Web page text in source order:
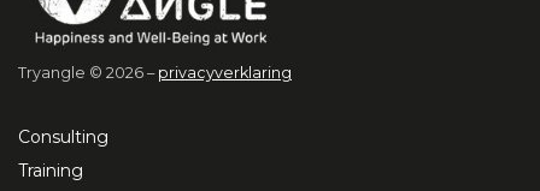
Tryangle © 2026 – privacyverklaring
Consulting
Training